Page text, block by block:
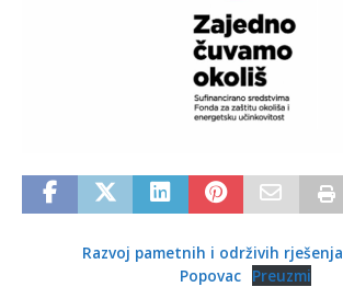
Razvoj pametnih i održivih
Popovac Preuzmi